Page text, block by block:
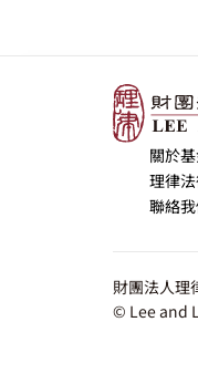
關於
理律
聯絡
財團法人理
© Lee and